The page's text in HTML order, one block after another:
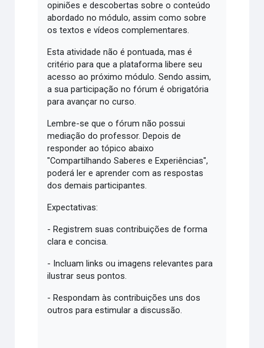
opiniões e descobertas sobre o conteúdo
abordado no módulo, assim como sobre
os textos e vídeos complementares.
Esta atividade não é pontuada, mas é
critério para que a plataforma libere seu
acesso ao próximo módulo. Sendo assim,
a sua participação no fórum é obrigatória
para avançar no curso.
Lembre-se que o fórum não possui
mediação do professor. Depois de
responder ao tópico abaixo
"Compartilhando Saberes e Experiências",
poderá ler e aprender com as respostas
dos demais participantes.
Expectativas:
- Registrem suas contribuições de forma
clara e concisa.
- Incluam links ou imagens relevantes para
ilustrar seus pontos.
- Respondam às contribuições uns dos
outros para estimular a discussão.